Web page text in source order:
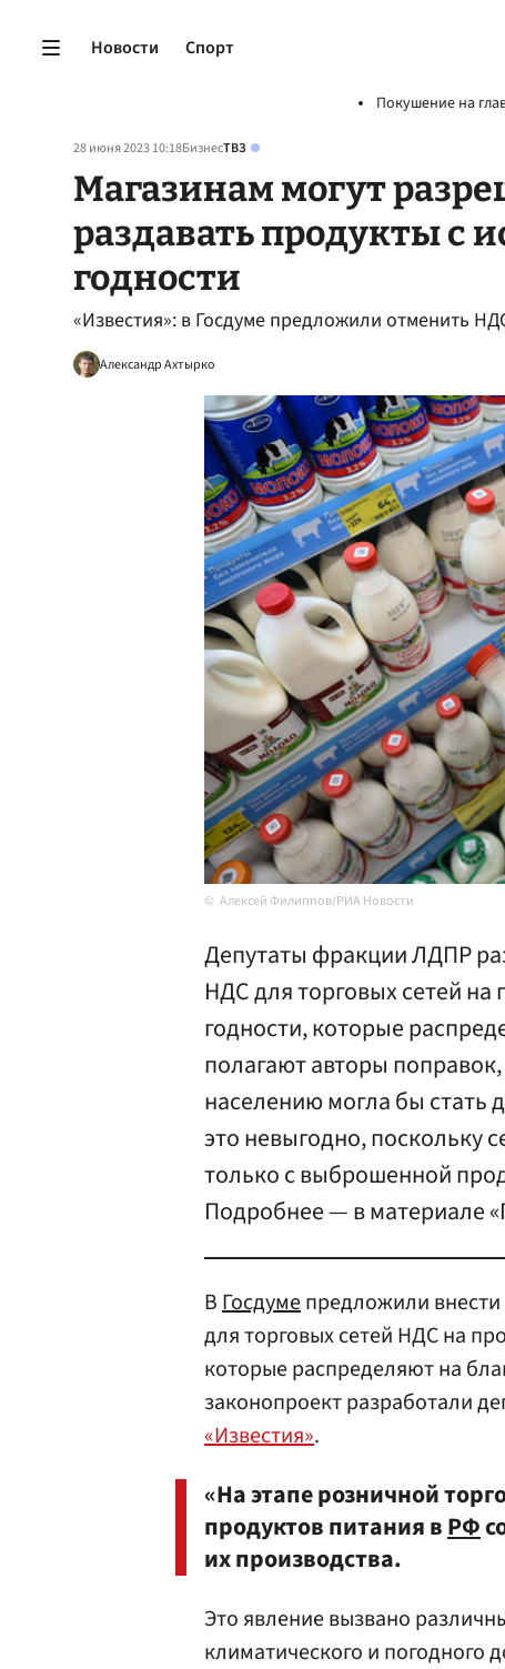
Новости Спорт
Покушение на
28 июня 2023 10:18БизнесТВЗ
Магазинам могут
раздавать продукты с
годности
«Известия»: в Госдуме предложили отменить
Александр Ахтырко
Алексей Филиппов/РИА Новости
Депутаты фракции ЛДПР
НДС для торговых сетей
годности, которые
полагают авторы
населению могла бы стать
это невыгодно, поскольку
только с выброшенной
Подробнее — в материале
ВГосдумепредложили
для торговых сетей НДС на
которые распределяют на
законопроект разработали
«Известия».
«На этапе розничной
продуктов питания вРФ
их производства.
Это явление вызвано
климатического и погодного